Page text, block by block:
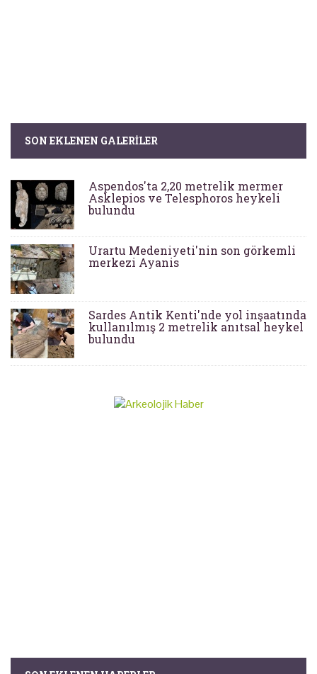
SON EKLENEN GALERILER
Aspendos'ta 2,20 metrelik mermer
Asklepios ve Telesphoros heykeli
bulundu
Urartu Medeniyeti'nin son görkemli
merkezi Ayanis
Sardes Antik Kenti'nde yol inşaatında
kullanılmış 2 metrelik anıtsal heykel
bulundu